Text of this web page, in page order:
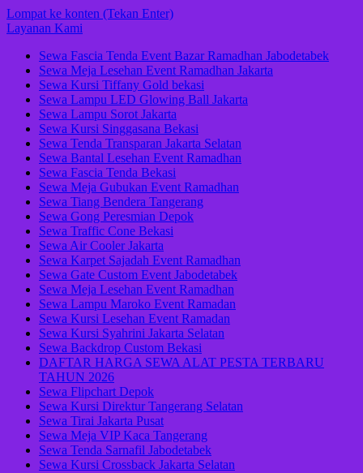
Lompat ke konten (Tekan Enter)
Layanan Kami
Sewa Fascia Tenda Event Bazar Ramadhan Jabodetabek
Sewa Meja Lesehan Event Ramadhan Jakarta
Sewa Kursi Tiffany Gold bekasi
Sewa Lampu LED Glowing Ball Jakarta
Sewa Lampu Sorot Jakarta
Sewa Kursi Singgasana Bekasi
Sewa Tenda Transparan Jakarta Selatan
Sewa Bantal Lesehan Event Ramadhan
Sewa Fascia Tenda Bekasi
Sewa Meja Gubukan Event Ramadhan
Sewa Tiang Bendera Tangerang
Sewa Gong Peresmian Depok
Sewa Traffic Cone Bekasi
Sewa Air Cooler Jakarta
Sewa Karpet Sajadah Event Ramadhan
Sewa Gate Custom Event Jabodetabek
Sewa Meja Lesehan Event Ramadhan
Sewa Lampu Maroko Event Ramadan
Sewa Kursi Lesehan Event Ramadan
Sewa Kursi Syahrini Jakarta Selatan
Sewa Backdrop Custom Bekasi
DAFTAR HARGA SEWA ALAT PESTA TERBARU
TAHUN 2026
Sewa Flipchart Depok
Sewa Kursi Direktur Tangerang Selatan
Sewa Tirai Jakarta Pusat
Sewa Meja VIP Kaca Tangerang
Sewa Tenda Sarnafil Jabodetabek
Sewa Kursi Crossback Jakarta Selatan